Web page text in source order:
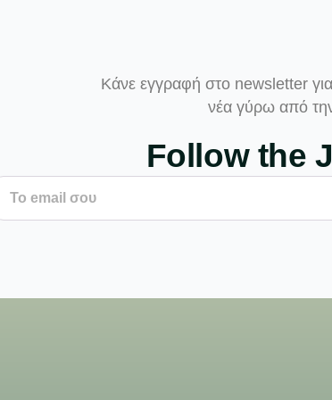
Κάνε εγγραφή στο newsletter
νέα γύρω από
Follow the